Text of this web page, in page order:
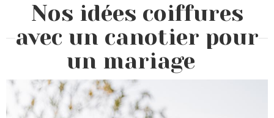
Nos idées coiffures
avec un canotier pour
un mariage